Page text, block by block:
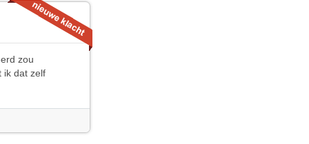
zou
ik dat zelf